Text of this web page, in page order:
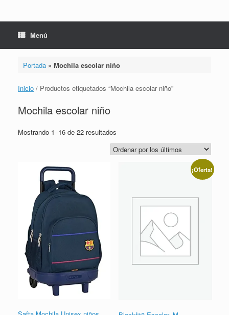
Menú
Portada» Mochila escolar niño
Inicio / Productos etiquetados “Mochila escolar niño”
Mochila escolar niño
Mostrando 1–16 de 22 resultados
por
los
¡Oferta!